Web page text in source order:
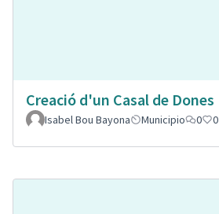
Creació d'un Casal de Dones
Isabel Bou Bayona
Municipio 0 0